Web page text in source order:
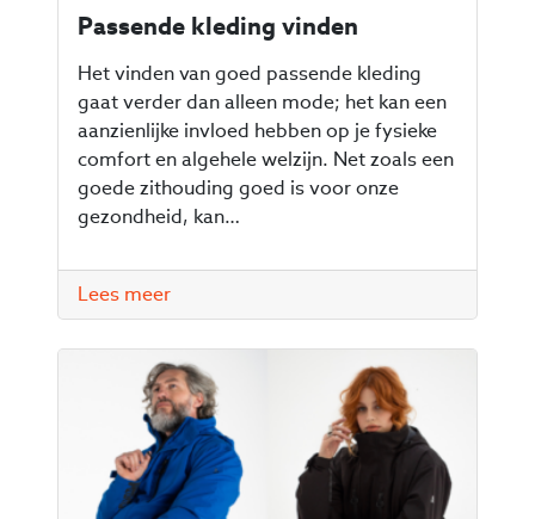
Passende kleding vinden
Het vinden van goed passende kleding
gaat verder dan alleen mode; het kan een
aanzienlijke invloed hebben op je fysieke
comfort en algehele welzijn. Net zoals een
goede zithouding goed is voor onze
gezondheid, kan…
Lees meer